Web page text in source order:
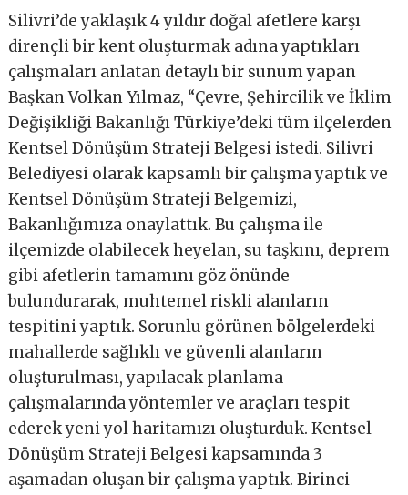
Silivri’de yaklaşık 4 yıldır doğal afetlere karşı
dirençli bir kent oluşturmak adına yaptıkları
çalışmaları anlatan detaylı bir sunum yapan
Başkan Volkan Yılmaz, “Çevre, Şehircilik ve İklim
Değişikliği Bakanlığı Türkiye’deki tüm ilçelerden
Kentsel Dönüşüm Strateji Belgesi istedi. Silivri
Belediyesi olarak kapsamlı bir çalışma yaptık ve
Kentsel Dönüşüm Strateji Belgemizi,
Bakanlığımıza onaylattık. Bu çalışma ile
ilçemizde olabilecek heyelan, su taşkını, deprem
gibi afetlerin tamamını göz önünde
bulundurarak, muhtemel riskli alanların
tespitini yaptık. Sorunlu görünen bölgelerdeki
mahallerde sağlıklı ve güvenli alanların
oluşturulması, yapılacak planlama
çalışmalarında yöntemler ve araçları tespit
ederek yeni yol haritamızı oluşturduk. Kentsel
Dönüşüm Strateji Belgesi kapsamında 3
aşamadan oluşan bir çalışma yaptık. Birinci